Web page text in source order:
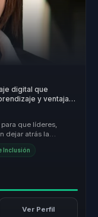
digital que
y ventaja
que líderes,
dejar atrás la
Inclusión
Ver Perfil